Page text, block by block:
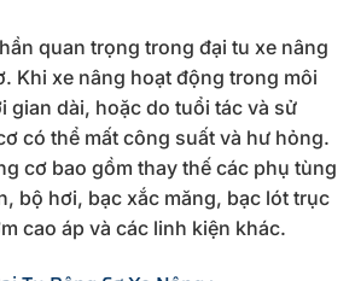
quan trọng trong đại tu xe nâng
Khi xe nâng hoạt động trong môi
gian dài, hoặc do tuổi tác và sử
có thể mất công suất và hư hỏng.
cơ bao gồm thay thế các phụ tùng
bộ hơi, bạc xắc măng, bạc lót trục
cao áp và các linh kiện khác.